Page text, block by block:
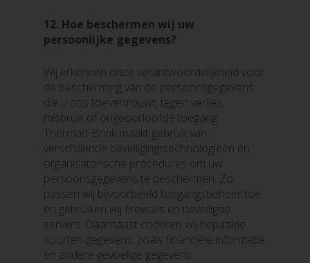
12. Hoe beschermen wij uw
persoonlijke gegevens?
Wij erkennen onze verantwoordelijkheid voor
de bescherming van de persoonsgegevens
die u ons toevertrouwt, tegen verlies,
misbruik of ongeoorloofde toegang.
Thermad-Brink maakt gebruik van
verschillende beveiligingstechnologieën en
organisatorische procedures om uw
persoonsgegevens te beschermen. Zo
passen wij bijvoorbeeld toegangsbeheer toe
en gebruiken wij firewalls en beveiligde
servers. Daarnaast coderen wij bepaalde
soorten gegevens, zoals financiële informatie
en andere gevoelige gegevens.